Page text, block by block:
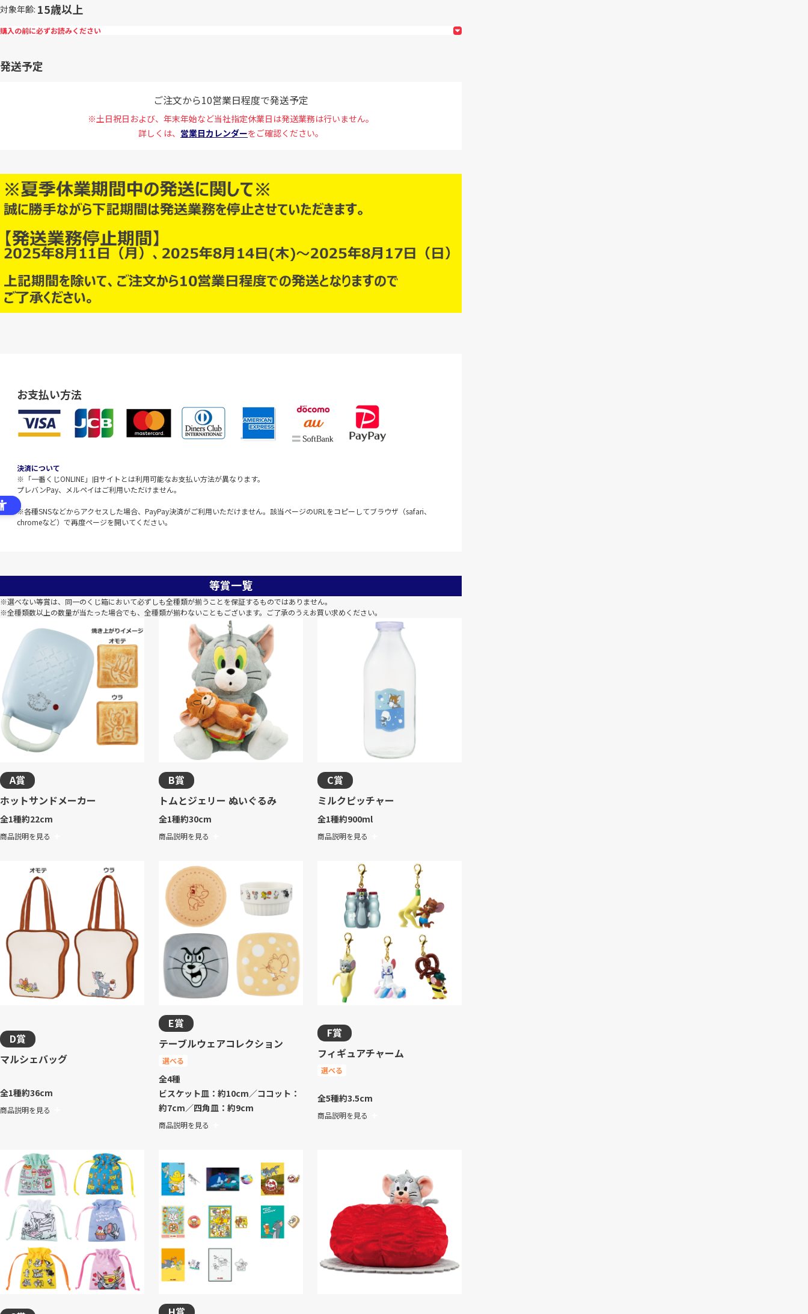
対象年齢 15歳以上
購入の前に必ずお読みください
発送予定
ご注文から10営業日程度で発送予定
※土日祝日および、年末年始など当社指定休業日は発送業務は行いません。
詳しくは、 営業日カレンダーをご確認ください。
お支払い方法
決済について
※「一番くじONLINE」旧サイトとは利用可能なお支払い方法が異なります。
プレバンPay、メルペイはご利用いただけません。
※各種SNSなどからアクセスした場合、PayPay決済がご利用いただけません。該当ページのURLをコピーしてブラウザ（safari、
chromeなど）で再度ページを開いてください。
等賞一覧
※選べない等賞は、同一のくじ箱において必ずしも全種類が揃うことを保証するものではありません。
※全種類数以上の数量が当たった場合でも、全種類が揃わないこともございます。ご了承のうえお買い求めください。
A賞
ホットサンドメーカー
全1種約22cm
商品説明を見る
B賞
トムとジェリー ぬいぐるみ
全1種約30cm
商品説明を見る
C賞
ミルクピッチャー
全1種約900ml
商品説明を見る
D賞
マルシェバッグ
全1種約36cm
商品説明を見る
E賞
テーブルウェアコレクション
選べる
全4種
ビスケット皿：約10cm／ココット：
約7cm／四角皿：約9cm
商品説明を見る
F賞
フィギュアチャーム
選べる
全5種約3.5cm
商品説明を見る